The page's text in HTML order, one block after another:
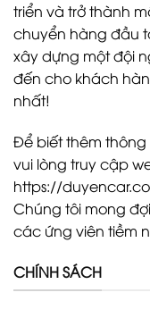
triển và trở thành
chuyển hàng đầu
xây dựng một đội
đến cho khách
nhất!
Để biết thêm
vui lòng truy cập
https://
Chúng tôi mong
các ứng viên tiềm
CHÍNH SÁCH